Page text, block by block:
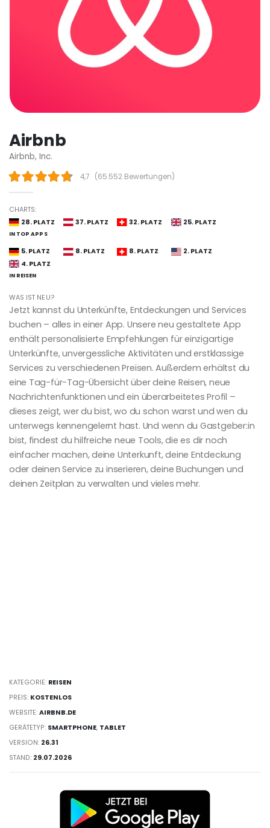
Airbnb
Airbnb, Inc.
4,7 (65.552 Bewertungen)
CHARTS:
28. PLATZ
37. PLATZ 32. PLATZ 25. PLATZ
IN TOP APPS
5. PLATZ 8. PLATZ 8. PLATZ
2. PLATZ
4. PLATZ
IN REISEN
WAS IST NEU?
Jetzt kannst du Unterkünfte, Entdeckungen und Services
buchen – alles in einer App. Unsere neu gestaltete App
enthält personalisierte Empfehlungen für einzigartige
Unterkünfte, unvergessliche Aktivitäten und erstklassige
Services zu verschiedenen Preisen. Außerdem erhältst du
eine Tag-für-Tag-Übersicht über deine Reisen, neue
Nachrichtenfunktionen und ein überarbeitetes Profil –
dieses zeigt, wer du bist, wo du schon warst und wen du
unterwegs kennengelernt hast. Und wenn du Gastgeber:in
bist, findest du hilfreiche neue Tools, die es dir noch
einfacher machen, deine Unterkunft, deine Entdeckung
oder deinen Service zu inserieren, deine Buchungen und
deinen Zeitplan zu verwalten und vieles mehr.
KATEGORIE: REISEN
PREIS: KOSTENLOS
WEBSITE:AIRBNB.DE
GERÄTETYP: SMARTPHONE, TABLET
VERSION: 26.31
STAND: 29.07.2026